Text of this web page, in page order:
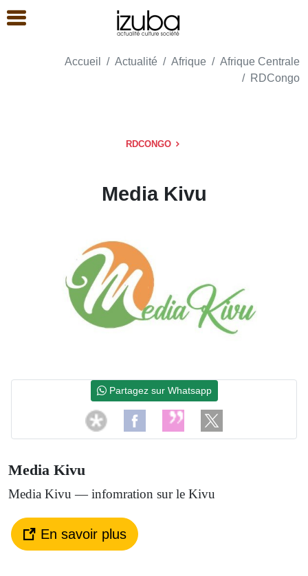
Accueil Actualité Afrique
Afrique Centrale
RDCongo
RDCONGO
Media Kivu
Media Kivu
Media Kivu — infomration sur le Kivu
En savoir plus
Partagez sur Whatsapp